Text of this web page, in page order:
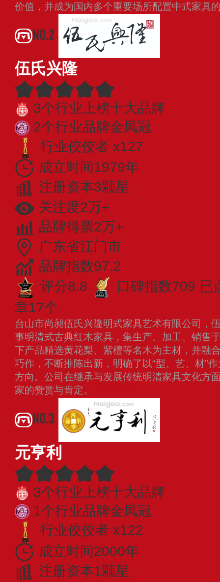
价值，并成为国内多个重要场所配置中式家具
NO.2
伍氏兴隆
3个行业上榜十大品牌
2个行业品牌金凤冠
行业佼佼者 x127
成立时间1979年
注册资本3颗星
关注度2万+
品牌得票2万+
广东省江门市
品牌指数97.2
评分8.8
口碑指数709 已
章17个
台山市尚昶伍氏兴隆明式家具艺术有限公司，
事明清式古典红木家具，集生产、加工、销售
下产品精选黄花梨、紫檀等名木为主材，并融
巧作，不断推陈出新，明确了以“型、艺、材”
方向。公司在继承与发展传统明清家具文化方
家的赞赏与肯定。
NO.3
元亨利
3个行业上榜十大品牌
1个行业品牌金凤冠
行业佼佼者 x122
成立时间2000年
注册资本1颗星